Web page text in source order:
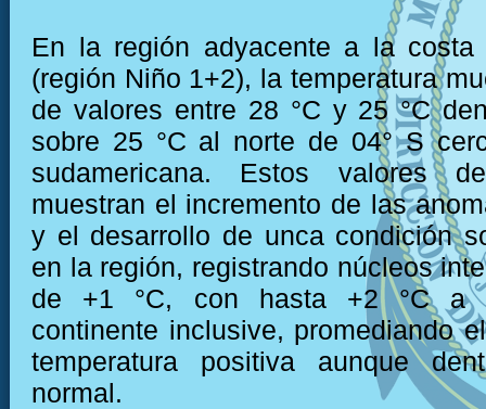
En la región adyacente a la costa
(región Niño 1+2), la temperatura
de valores entre 28 °C y 25 °C
sobre 25 °C al norte de 04° S
sudamericana. Estos valores
muestran el incremento de las
y el desarrollo de unca condición
en la región, registrando núcleos
de +1 °C, con hasta +2 °C a
continente inclusive, promediando
temperatura positiva aunque
normal.